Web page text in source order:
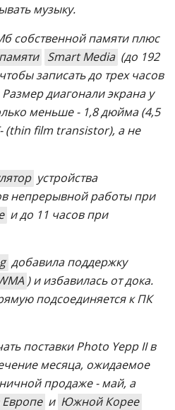
музыку.
собственной памяти плюс
Smart Media (до 192
записать до трех часов
диагонали экрана у
меньше - 1,8 дюйма (4,5
(thin film transistor), а не
устройства
непрерывной работы при
и до 11 часов при
добавила поддержку
) и избавилась от дока.
подсоединяется к ПК
поставки Photo Yepp II в
месяца, ожидаемое
продаже - май, а
Европе и Южной Корее